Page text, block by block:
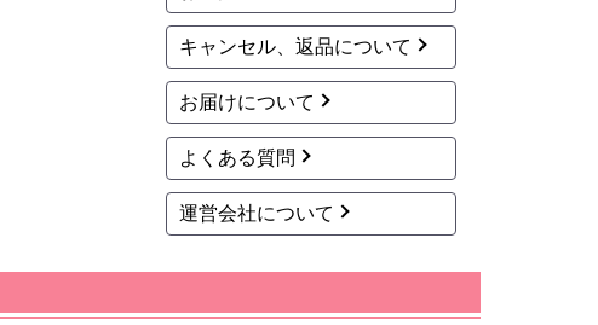
キャンセル、返品について
お届けについて
よくある質問
運営会社について